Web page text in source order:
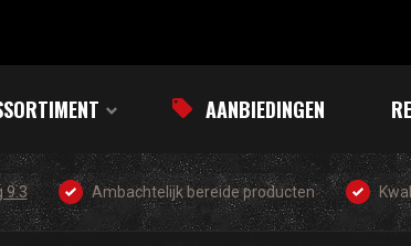
AANBIEDINGEN
9.3 Ambachtelijk bereide producten